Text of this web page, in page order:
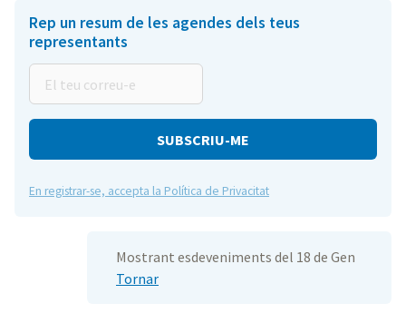
Rep un resum de les agendes dels teus
representants
teu
correu-
En registrar-se, accepta la Política de Privacitat
Mostrant esdeveniments del 18 de Gen
Tornar